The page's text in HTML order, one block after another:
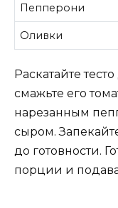
Пепперони
Оливки
Раскатайте
смажьте его
нарезанным
сыром.
до готовности.
порции и